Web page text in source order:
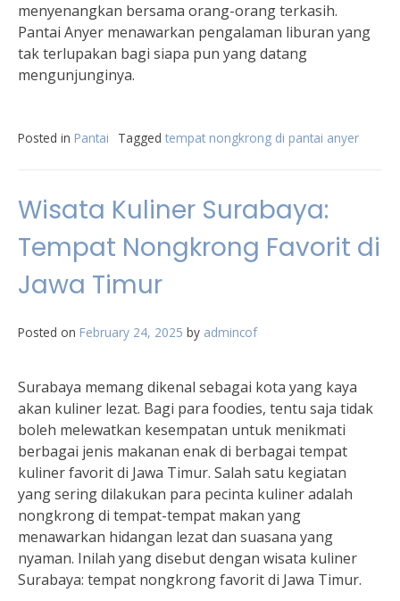
menyenangkan bersama orang-orang terkasih.
Pantai Anyer menawarkan pengalaman liburan yang
tak terlupakan bagi siapa pun yang datang
mengunjunginya.
Posted in Pantai Tagged tempat nongkrong di pantai anyer
Wisata Kuliner Surabaya:
Tempat Nongkrong Favorit di
Jawa Timur
Posted on February 24, 2025 by admincof
Surabaya memang dikenal sebagai kota yang kaya
akan kuliner lezat. Bagi para foodies, tentu saja tidak
boleh melewatkan kesempatan untuk menikmati
berbagai jenis makanan enak di berbagai tempat
kuliner favorit di Jawa Timur. Salah satu kegiatan
yang sering dilakukan para pecinta kuliner adalah
nongkrong di tempat-tempat makan yang
menawarkan hidangan lezat dan suasana yang
nyaman. Inilah yang disebut dengan wisata kuliner
Surabaya: tempat nongkrong favorit di Jawa Timur.